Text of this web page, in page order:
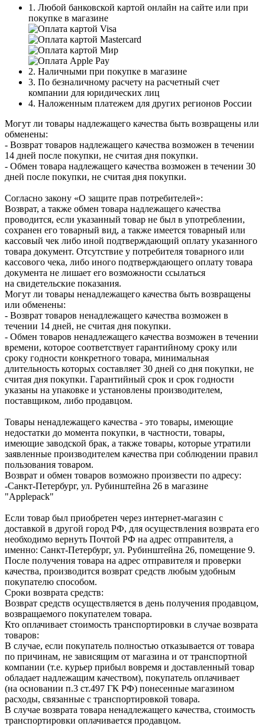
1. Любой банковской картой онлайн на сайте или при
покупке в магазине
2. Наличными при покупке в магазине
3. По безналичному расчету на расчетный счет
компании для юридических лиц
4. Наложенным платежем для других регионов России
Могут ли товары надлежащего качества быть возвращены или
обменены:
- Возврат товаров надлежащего качества возможен в течении
14 дней после покупки, не считая дня покупки.
- Обмен товара надлежащего качества возможен в течении 30
дней после покупки, не считая дня покупки.
Согласно закону «О защите прав потребителей»:
Возврат, а также обмен товара надлежащего качества
проводится, если указанный товар не был в употреблении,
сохранен его товарный вид, а также имеется товарный или
кассовый чек либо иной подтверждающий оплату указанного
товара документ. Отсутствие у потребителя товарного или
кассового чека, либо иного подтверждающего оплату товара
документа не лишает его возможности ссылаться
на свидетельские показания.
Могут ли товары ненадлежащего качества быть возвращены
или обменены:
- Возврат товаров ненадлежащего качества возможен в
течении 14 дней, не считая дня покупки.
- Обмен товаров ненадлежащего качества возможен в течении
времени, которое соответствует гарантийному сроку или
сроку годности конкретного товара, минимальная
длительность которых составляет 30 дней со дня покупки, не
считая дня покупки. Гарантийный срок и срок годности
указаны на упаковке и установлены производителем,
поставщиком, либо продавцом.
Товары ненадлежащего качества - это товары, имеющие
недостатки до момента покупки, в частности, товары,
имеющие заводской брак, а также товары, которые утратили
заявленные производителем качества при соблюдении правил
пользования товаром.
Возврат и обмен товаров возможно произвести по адресу:
-Санкт-Петербург, ул. Рубинштейна 26 в магазине
"Applepack"
Если товар был приобретен через интернет-магазин с
доставкой в другой город РФ, для осуществления возврата его
необходимо вернуть Почтой РФ на адрес отправителя, а
именно: Санкт-Петербург, ул. Рубинштейна 26, помещение 9.
После получения товара на адрес отправителя и проверки
качества, производится возврат средств любым удобным
покупателю способом.
Сроки возврата средств:
Возврат средств осуществляется в день получения продавцом,
возвращаемого покупателем товара.
Кто оплачивает стоимость транспортировки в случае возврата
товаров:
В случае, если покупатель полностью отказывается от товара
по причинам, не зависящим от магазина и от транспортной
компании (т.е. курьер прибыл вовремя и доставленный товар
обладает надлежащим качеством), покупатель оплачивает
(на основании п.3 ст.497 ГК РФ) понесенные магазином
расходы, связанные с транспортировкой товара.
В случае возврата товара ненадлежащего качества, стоимость
транспортировки оплачивается продавцом.